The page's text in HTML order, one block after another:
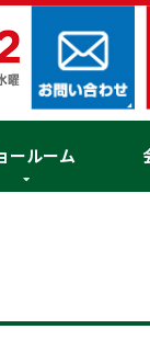
ールーム